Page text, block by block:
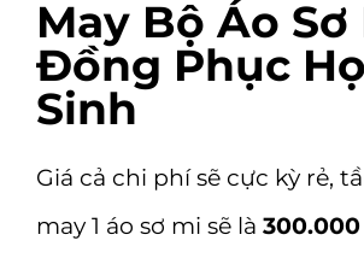
May Bộ Áo Sơ
Đồng Phục
Sinh
Giá cả chi phí sẽ cực kỳ rẻ,
may 1 áo sơ mi sẽ là